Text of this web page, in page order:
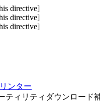
directive]
directive]
directive]
ンター
ティリティダウンロード